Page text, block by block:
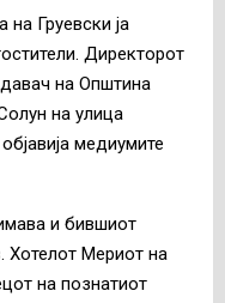
Груевски ја
Директорот
на Општина
на улица
медиумите
и бившиот
Хотелот Мериот на
на познатиот